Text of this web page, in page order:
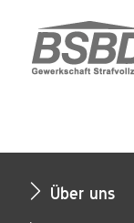
Über uns